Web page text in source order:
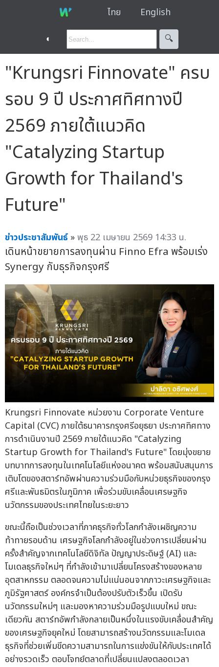
ไทย English
◐ 🔍︎
"Krungsri Finnovate" ครบ
รอบ 9 ปี ประกาศทิศทางปี
2569 ภายใต้แนวคิด
"Catalyzing Startup
Growth for Thailand's
Future"
ข่าวประชาสัมพันธ์ »พุธ 22 เมษายน 2569 14:33 น.
เดินหน้าขยายการลงทุนผ่าน Finno Efra พร้อมเร่ง
Synergy กับธุรกิจกรุงศรี
Krungsri Finnovate หน่วยงาน Corporate Venture
Capital (CVC) ภายใต้ธนาคารกรุงศรีอยุธยา ประกาศทิศทาง
การดำเนินงานปี 2569 ภายใต้แนวคิด "Catalyzing
Startup Growth for Thailand's Future" โดยมุ่งขยาย
บทบาทการลงทุนในเทคโนโลยีแห่งอนาคต พร้อมสนับสนุนการ
เติบโตของสตาร์ทอัพผ่านความร่วมมือกับหน่วยธุรกิจของกรุง
ศรีและพันธมิตรในภูมิภาค เพื่อร่วมขับเคลื่อนเศรษฐกิจ
นวัตกรรมของประเทศไทยในระยะยาว
ขณะนี้ถือเป็นช่วงเวลาที่ภาคธุรกิจทั่วโลกกำลังเผชิญความ
ท้าทายรอบด้าน เศรษฐกิจโลกกำลังอยู่ในช่วงการเปลี่ยนผ่าน
ครั้งสำคัญจากเทคโนโลยีดิจิทัล ปัญญาประดิษฐ์ (AI) และ
โมเดลธุรกิจใหม่ๆ ที่กำลังเข้ามาเปลี่ยนโครงสร้างของหลาย
อุตสาหกรรม ตลอดจนความไม่แน่นอนจากภาวะเศรษฐกิจและ
ภูมิรัฐศาสตร์ องค์กรจำเป็นต้องปรับตัวเร็วขึ้น เปิดรับ
นวัตกรรมใหม่ๆ และมองหาความร่วมมือรูปแบบใหม่ ขณะ
เดียวกัน สตาร์ทอัพกำลังกลายเป็นหนึ่งในแรงขับเคลื่อนสำคัญ
ของเศรษฐกิจยุคใหม่ โดยสามารถสร้างนวัตกรรมและโมเดล
ธุรกิจที่ช่วยเพิ่มขีดความสามารถในการแข่งขันให้กับประเทศได้
อย่างรวดเร็ว ตอบโจทย์ตลาดที่เปลี่ยนแปลงตลอดเวลา